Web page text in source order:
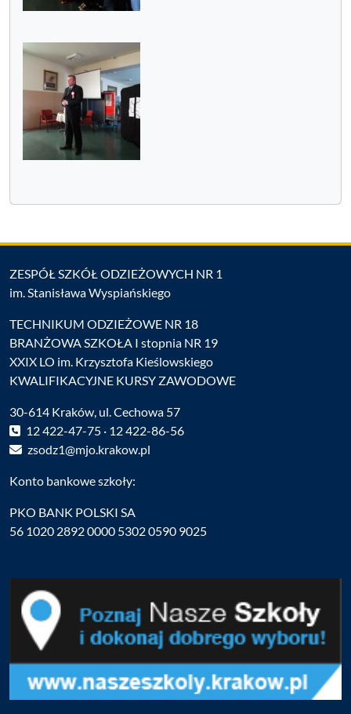
ZESPÓŁ SZKÓŁ ODZIEŻOWYCH NR 1
im. Stanisława Wyspiańskiego
TECHNIKUM ODZIEŻOWE NR 18
BRANŻOWA SZKOŁA I stopnia NR 19
XXIX LO im. Krzysztofa Kieślowskiego
KWALIFIKACYJNE KURSY ZAWODOWE
30-614 Kraków, ul. Cechowa 57
12 422-47-75 · 12 422-86-56
zsodz1@mjo.krakow.pl
Konto bankowe szkoły:
PKO BANK POLSKI SA
56 1020 2892 0000 5302 0590 9025